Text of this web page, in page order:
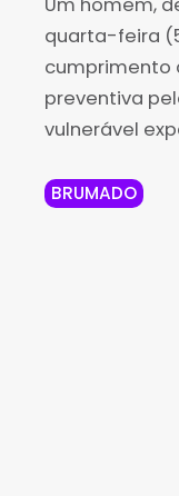
quarta-feira
cumprimento
preventiva
vulnerável
BRUMADO